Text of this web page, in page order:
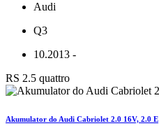
Audi
Q3
10.2013 -
RS 2.5 quattro
Akumulator do Audi Cabriolet 2.0 16V, 2.0 E